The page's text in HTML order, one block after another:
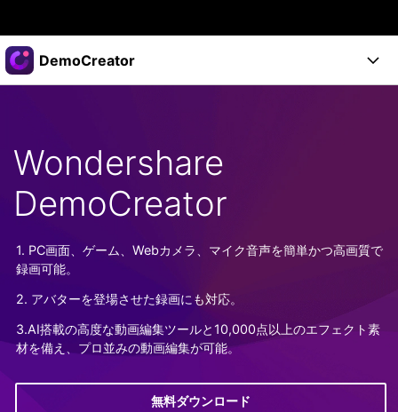
製品
ソリューション
プラン＆価格
DemoCreator
AI機能
AIヒント
活用法
関連記事
もっと見る >
スタート
画面録画する
Wondershare
DemoCreator
1. PC画面、ゲーム、Webカメラ、マイク音声を簡単かつ高画質で
録画可能。
2. アバターを登場させた録画にも対応。
3.AI搭載の高度な動画編集ツールと10,000点以上のエフェクト素
材を備え、プロ並みの動画編集が可能。
無料ダウンロード